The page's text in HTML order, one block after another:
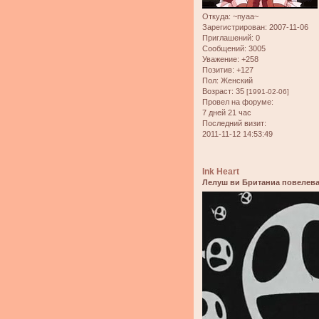
Откуда: ~nyaa~
Зарегистрирован: 2007-11-06
Приглашений: 0
Сообщений: 3005
Уважение: +258
Позитив: +127
Пол: Женский
Возраст: 35 [1991-02-06]
Провел на форуме:
7 дней 21 час
Последний визит:
2011-11-12 14:53:49
Ink Heart
Лелуш ви Британиа